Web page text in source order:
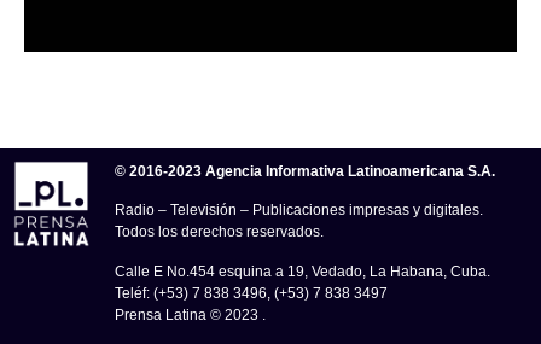
© 2016-2023 Agencia Informativa Latinoamericana S.A.
Radio – Televisión – Publicaciones impresas y digitales.
Todos los derechos reservados.
Calle E No.454 esquina a 19, Vedado, La Habana, Cuba.
Teléf: (+53) 7 838 3496, (+53) 7 838 3497
Prensa Latina © 2023 .